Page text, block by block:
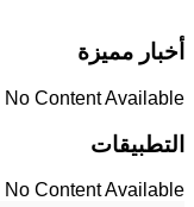
أخبار مميزة
No Content Available
التطبيقات
No Content Available